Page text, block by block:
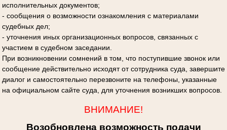
исполнительных документов;
- сообщения о возможности ознакомления с материалами
судебных дел;
- уточнения иных организационных вопросов, связанных с
участием в судебном заседании.
При возникновении сомнений в том, что поступившие звонок или
сообщение действительно исходят от сотрудника суда, завершите
диалог и самостоятельно перезвоните на телефоны, указанные
на официальном сайте суда, для уточнения возникших вопросов.
ВНИМАНИЕ!
Возобновлена возможность подачи